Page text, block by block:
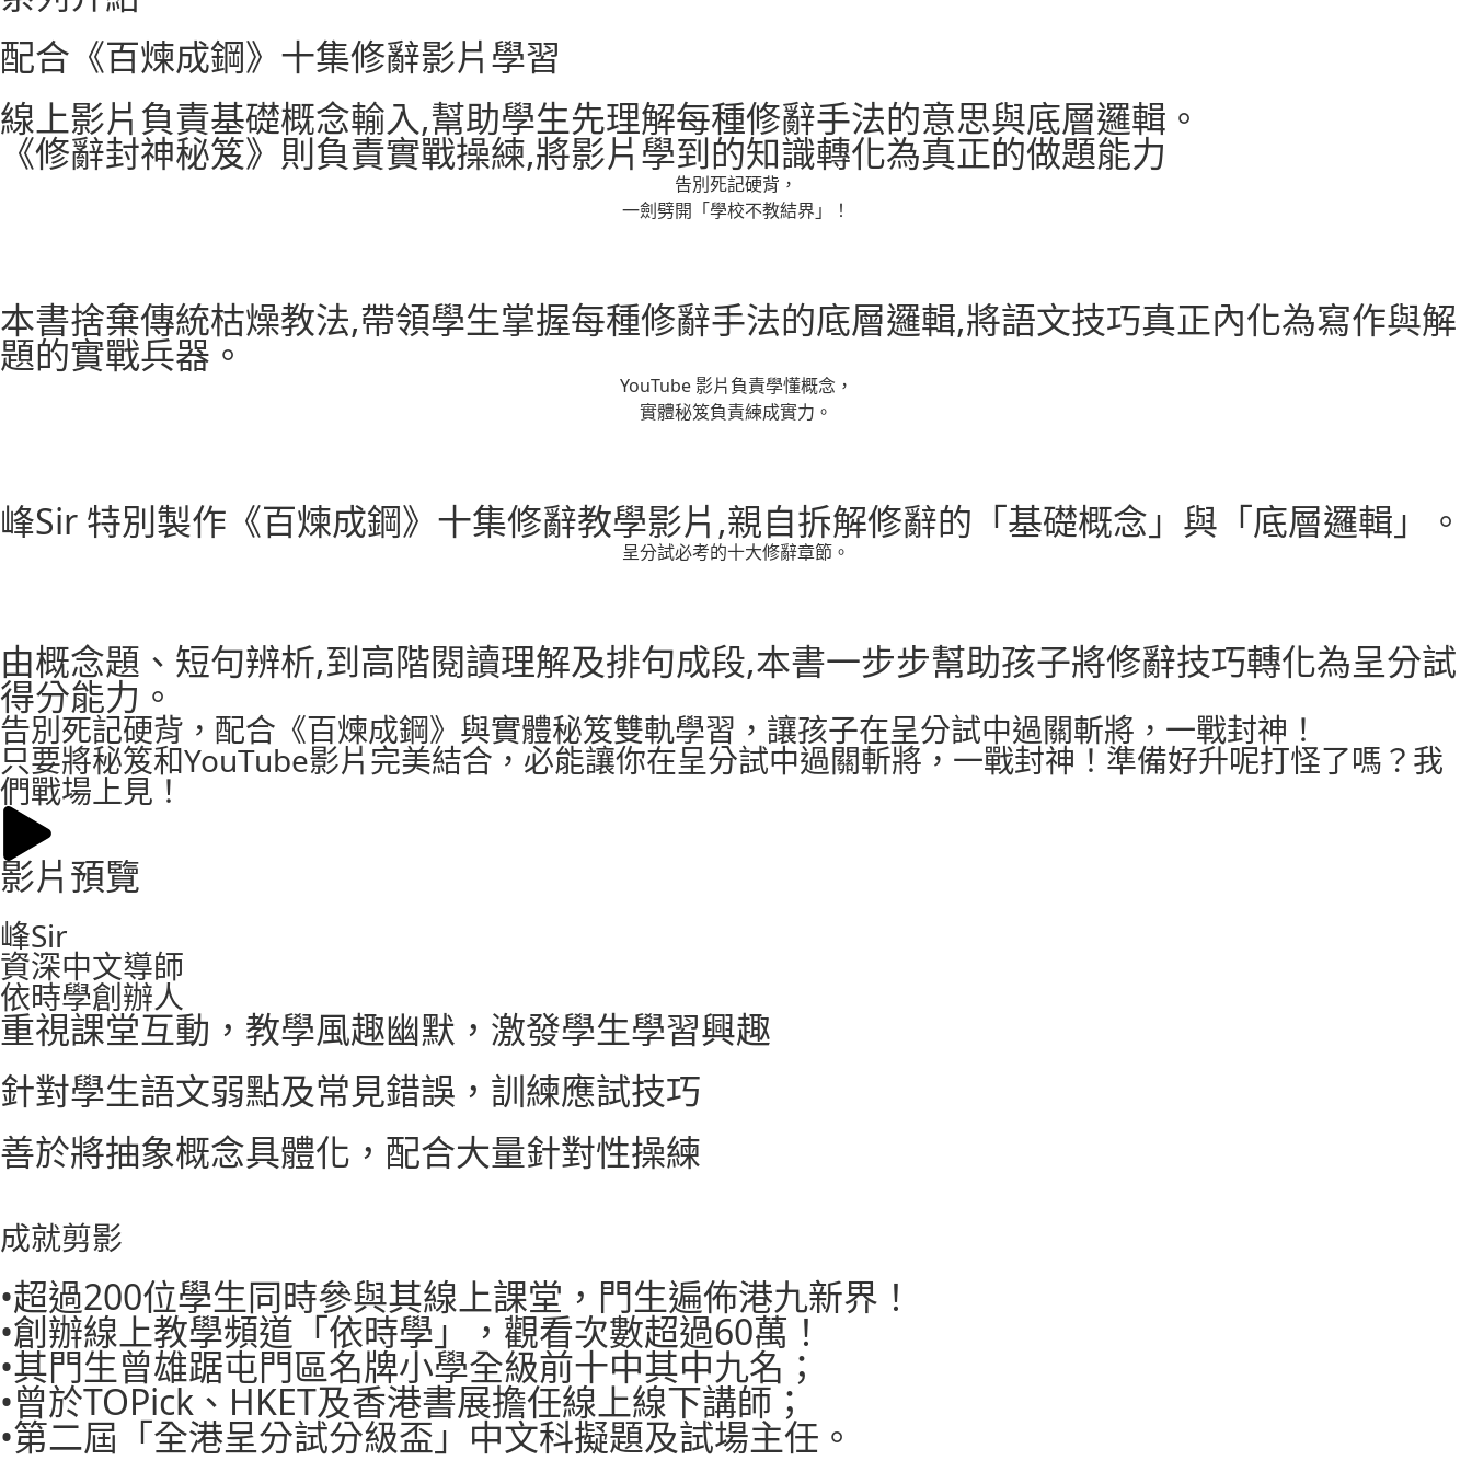
配合《百煉成鋼》十集修辭影片學習
線上影片負責基礎概念輸入,幫助學生先理解每種修辭手法的意思與底層邏輯。
《修辭封神秘笈》則負責實戰操練,將影片學到的知識轉化為真正的做題能力
告別死記硬背，
一劍劈開「學校不教結界」！
本書捨棄傳統枯燥教法,帶領學生掌握每種修辭手法的底層邏輯,將語文技巧真正內化為寫作與解
題的實戰兵器。
YouTube 影片負責學懂概念，
實體秘笈負責練成實力。
峰Sir 特別製作《百煉成鋼》十集修辭教學影片,親自拆解修辭的「基礎概念」與「底層邏輯」。
呈分試必考的十大修辭章節。
由概念題、短句辨析,到高階閱讀理解及排句成段,本書一步步幫助孩子將修辭技巧轉化為呈分試
得分能力。
告別死記硬背，配合《百煉成鋼》與實體秘笈雙軌學習，讓孩子在呈分試中過關斬將，一戰封神！
只要將秘笈和YouTube影片完美結合，必能讓你在呈分試中過關斬將，一戰封神！準備好升呢打怪了嗎？我
們戰場上見！
影片預覽
峰Sir
資深中文導師
依時學創辦人
重視課堂互動，教學風趣幽默，激發學生學習興趣
針對學生語文弱點及常見錯誤，訓練應試技巧
善於將抽象概念具體化，配合大量針對性操練
成就剪影
•超過200位學生同時參與其線上課堂，門生遍佈港九新界！
•創辦線上教學頻道「依時學」，觀看次數超過60萬！
•其門生曾雄踞屯門區名牌小學全級前十中其中九名；
•曾於TOPick、HKET及香港書展擔任線上線下講師；
•第二屆「全港呈分試分級盃」中文科擬題及試場主任。